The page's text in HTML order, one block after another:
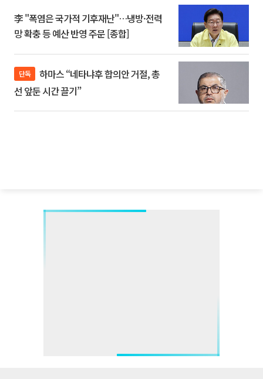
李 "폭염은 국가적 기후재난"…냉방·전력
망 확충 등 예산 반영 주문 [종합]
단독
선 앞둔 시간 끌기”